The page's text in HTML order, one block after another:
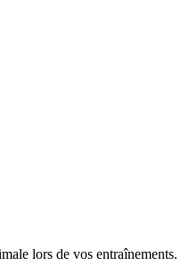
lors de vos entraînements.